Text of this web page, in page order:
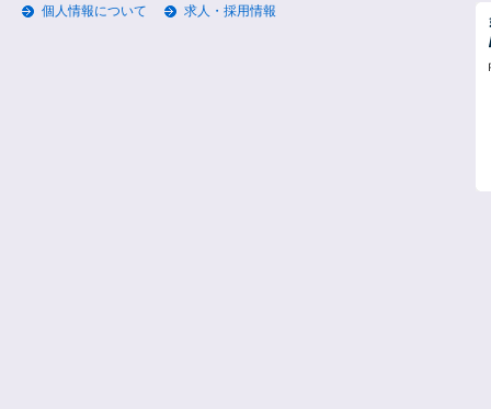
個人情報について 求人・採用情報